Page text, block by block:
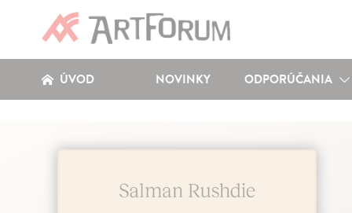
ÚVOD NOVINKY ODPORÚČANIA